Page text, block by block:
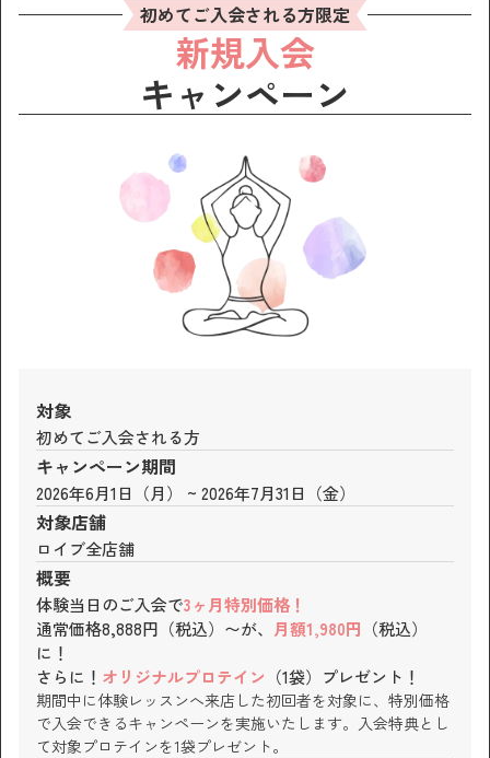
初めてご入会される方限定
新規入会
キャンペーン
対象
初めてご入会される方
キャンペーン期間
2026年6月1日（月） ~ 2026年7月31日（金）
対象店舗
ロイブ全店舗
概要
体験当日のご入会で3ヶ月特別価格！
通常価格8,888円（税込）〜が、 月額1,980円 （税込）
に！
さらに！ オリジナルプロテイン （1袋）プレゼント！
期間中に体験レッスンへ来店した初回者を対象に、特別価格
で入会できるキャンペーンを実施いたします。入会特典とし
て対象プロテインを1袋プレゼント。